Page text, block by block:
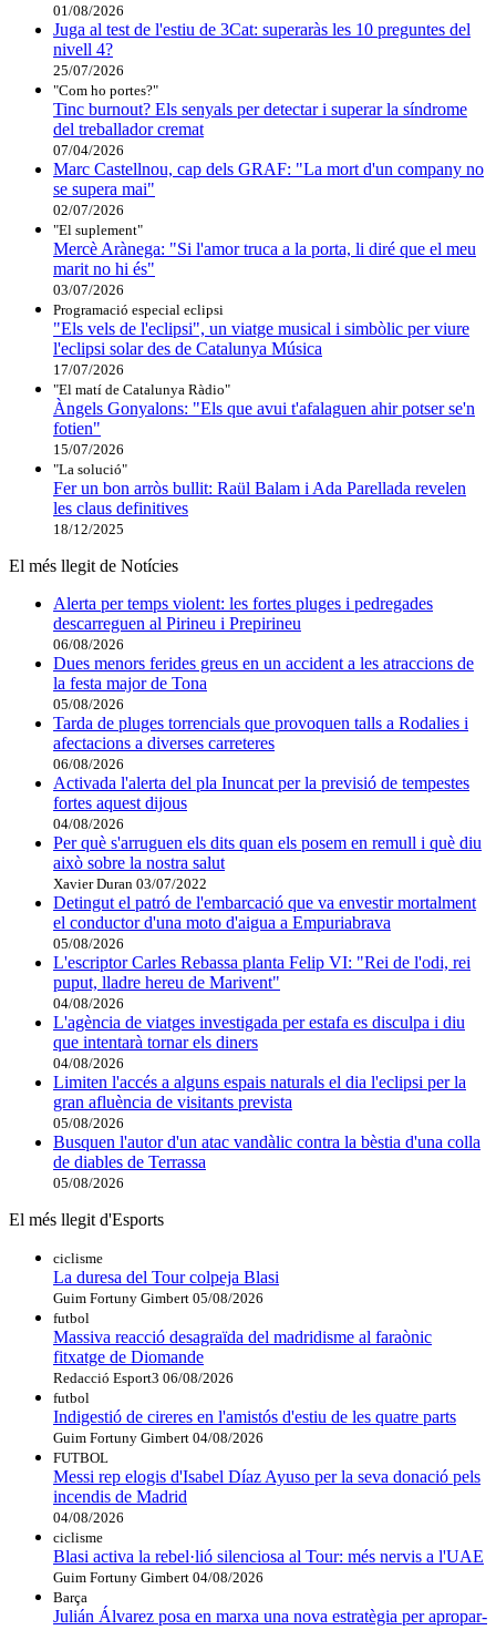
01/08/2026
Juga al test de l'estiu de 3Cat: superaràs les 10 preguntes del
nivell 4?
25/07/2026
"Com ho portes?"
Tinc burnout? Els senyals per detectar i superar la síndrome
del treballador cremat
07/04/2026
Marc Castellnou, cap dels GRAF: "La mort d'un company no
se supera mai"
02/07/2026
"El suplement"
Mercè Arànega: "Si l'amor truca a la porta, li diré que el meu
marit no hi és"
03/07/2026
Programació especial eclipsi
"Els vels de l'eclipsi", un viatge musical i simbòlic per viure
l'eclipsi solar des de Catalunya Música
17/07/2026
"El matí de Catalunya Ràdio"
Àngels Gonyalons: "Els que avui t'afalaguen ahir potser se'n
fotien"
15/07/2026
"La solució"
Fer un bon arròs bullit: Raül Balam i Ada Parellada revelen
les claus definitives
18/12/2025
El més llegit de Notícies
Alerta per temps violent: les fortes pluges i pedregades
descarreguen al Pirineu i Prepirineu
06/08/2026
Dues menors ferides greus en un accident a les atraccions de
la festa major de Tona
05/08/2026
Tarda de pluges torrencials que provoquen talls a Rodalies i
afectacions a diverses carreteres
06/08/2026
Activada l'alerta del pla Inuncat per la previsió de tempestes
fortes aquest dijous
04/08/2026
Per què s'arruguen els dits quan els posem en remull i què diu
això sobre la nostra salut
Xavier Duran 03/07/2022
Detingut el patró de l'embarcació que va envestir mortalment
el conductor d'una moto d'aigua a Empuriabrava
05/08/2026
L'escriptor Carles Rebassa planta Felip VI: "Rei de l'odi, rei
puput, lladre hereu de Marivent"
04/08/2026
L'agència de viatges investigada per estafa es disculpa i diu
que intentarà tornar els diners
04/08/2026
Limiten l'accés a alguns espais naturals el dia l'eclipsi per la
gran afluència de visitants prevista
05/08/2026
Busquen l'autor d'un atac vandàlic contra la bèstia d'una colla
de diables de Terrassa
05/08/2026
El més llegit d'Esports
ciclisme
La duresa del Tour colpeja Blasi
Guim Fortuny Gimbert 05/08/2026
futbol
Massiva reacció desagraïda del madridisme al faraònic
fitxatge de Diomande
Redacció Esport3 06/08/2026
futbol
Indigestió de cireres en l'amistós d'estiu de les quatre parts
Guim Fortuny Gimbert 04/08/2026
FUTBOL
Messi rep elogis d'Isabel Díaz Ayuso per la seva donació pels
incendis de Madrid
04/08/2026
ciclisme
Blasi activa la rebel·lió silenciosa al Tour: més nervis a l'UAE
Guim Fortuny Gimbert 04/08/2026
Barça
Julián Álvarez posa en marxa una nova estratègia per apropar-